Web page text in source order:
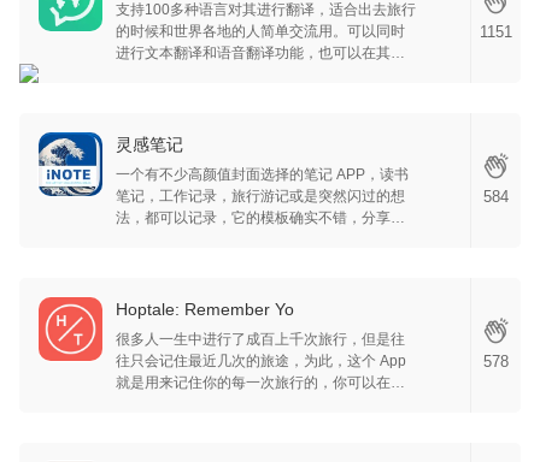
支持100多种语言对其进行翻译，适合出去旅行
的时候和世界各地的人简单交流用。可以同时
进行文本翻译和语音翻译功能，也可以在其他
1151
灵感笔记
一个有不少高颜值封面选择的笔记 APP，读书
笔记，工作记录，旅行游记或是突然闪过的想
法，都可以记录，它的模板确实不错，分享给
584
Hoptale: Remember Yo
很多人一生中进行了成百上千次旅行，但是往
往只会记住最近几次的旅途，为此，这个 App
就是用来记住你的每一次旅行的，你可以在短
578